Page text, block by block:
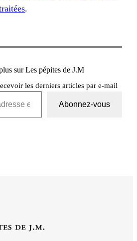
.
sur Les pépites de J.M
les derniers articles par e-mail
Abonnez-vous